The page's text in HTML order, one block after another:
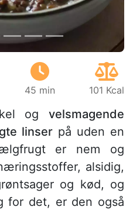
45 min 101 Kcal
og velsmagende
linser på uden en
er nem og
alsidig,
og kød, og
for det, er den også